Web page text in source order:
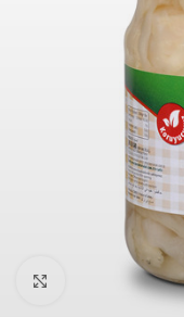
Click to enlarge